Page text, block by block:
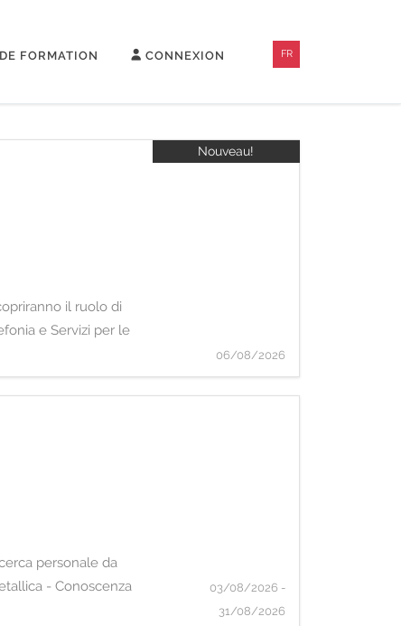
FORMATION CONNEXION FR
il ruolo di
e Servizi per le
Nouveau!
06/08/2026
personale da
- Conoscenza
03/08/2026 -
31/08/2026